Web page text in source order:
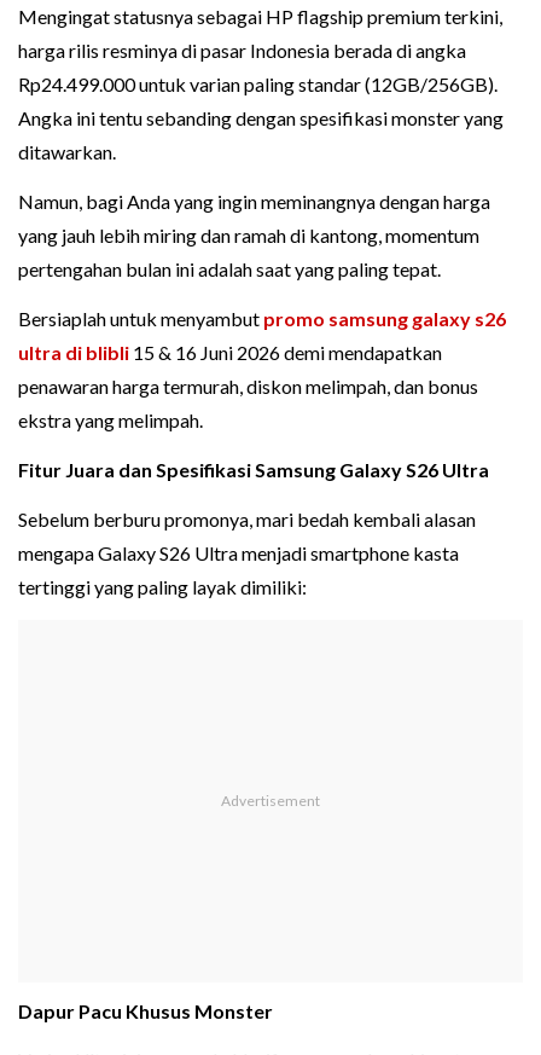
Mengingat statusnya sebagai HP flagship premium terkini,
harga rilis resminya di pasar Indonesia berada di angka
Rp24.499.000 untuk varian paling standar (12GB/256GB).
Angka ini tentu sebanding dengan spesifikasi monster yang
ditawarkan.
Namun, bagi Anda yang ingin meminangnya dengan harga
yang jauh lebih miring dan ramah di kantong, momentum
pertengahan bulan ini adalah saat yang paling tepat.
Bersiaplah untuk menyambut promo samsung galaxy s26
ultra di blibli 15 & 16 Juni 2026 demi mendapatkan
penawaran harga termurah, diskon melimpah, dan bonus
ekstra yang melimpah.
Fitur Juara dan Spesifikasi Samsung Galaxy S26 Ultra
Sebelum berburu promonya, mari bedah kembali alasan
mengapa Galaxy S26 Ultra menjadi smartphone kasta
tertinggi yang paling layak dimiliki:
Dapur Pacu Khusus Monster